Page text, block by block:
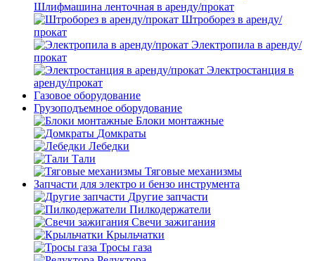
Шлифмашина ленточная в аренду/прокат
Штроборез в аренду/
прокат
Электропила в аренду/
прокат
Электростанция в
аренду/прокат
Газовое оборудование
Грузоподъемное оборудование
Блоки монтажные
Домкраты
Лебедки
Тали
Тяговые механизмы
Запчасти для электро и бензо инструмента
Другие запчасти
Пилкодержатели
Свечи зажигания
Крыльчатки
Тросы газа